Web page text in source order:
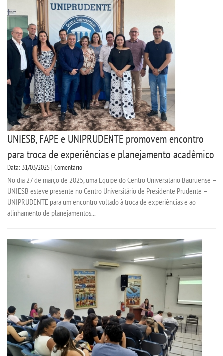
UNIESB, FAPE e UNIPRUDENTE promovem encontro
para troca de experiências e planejamento acadêmico
Data: 31/03/2025 | Comentário
No dia 27 de março de 2025, uma Equipe do Centro Universitário Bauruense –
UNIESB esteve presente no Centro Universitário de Presidente Prudente –
UNIPRUDENTE para um encontro voltado à troca de experiências e ao
alinhamento de planejamentos...